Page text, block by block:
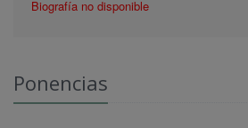
Biografía no disponible
Ponencias